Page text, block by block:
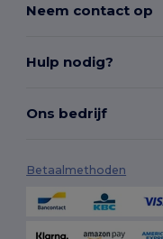
Neem contact op
Hulp nodig?
Ons bedrijf
Betaalmethoden